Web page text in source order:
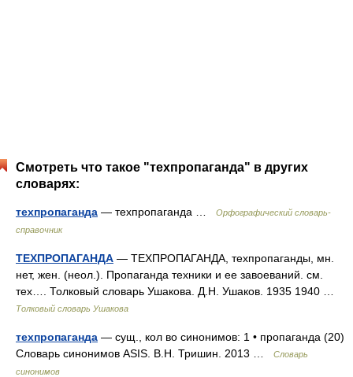
Смотреть что такое "техпропаганда" в других
словарях:
техпропаганда — техпропаганда …
Орфографический словарь-
справочник
ТЕХПРОПАГАНДА — ТЕХПРОПАГАНДА, техпропаганды, мн.
нет, жен. (неол.). Пропаганда техники и ее завоеваний. см.
тех…. Толковый словарь Ушакова. Д.Н. Ушаков. 1935 1940 …
Толковый словарь Ушакова
техпропаганда — сущ., кол во синонимов: 1 • пропаганда (20)
Словарь синонимов ASIS. В.Н. Тришин. 2013 …
Словарь
синонимов